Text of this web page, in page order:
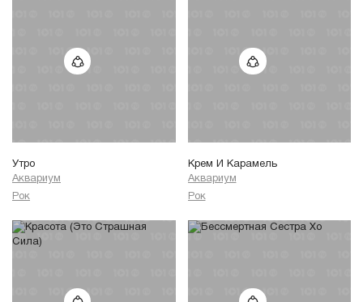
Утро
Аквариум
Рок
Крем И Карамель
Аквариум
Рок